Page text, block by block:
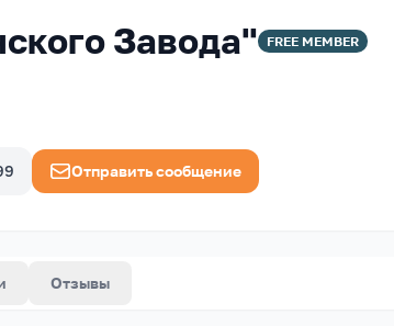
Завода" FREE MEMBER
Отправить сообщение
Отзывы